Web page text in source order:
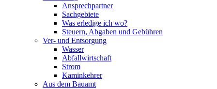
Ansprechpartner
Sachgebiete
Was erledige ich wo?
Steuern, Abgaben und Gebühren
Ver- und Entsorgung
Wasser
Abfallwirtschaft
Strom
Kaminkehrer
Aus dem Bauamt